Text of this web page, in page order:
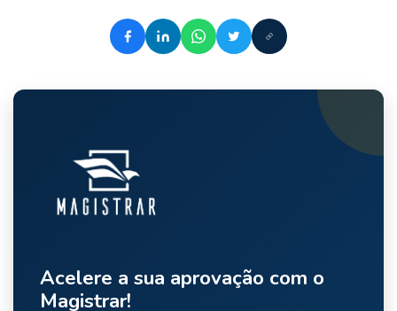
Acelere a sua aprovação com o
Magistrar!